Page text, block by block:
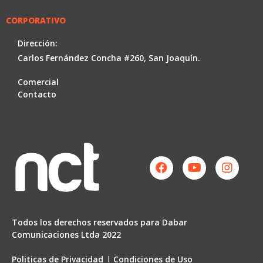
CORPORATIVO
Dirección:
Carlos Fernández Concha #260, San Joaquín.
Comercial
Contacto
Todos los derechos reservados para Dabar
Comunicaciones Ltda 2022
Politicas de Privacidad Condiciones de Uso